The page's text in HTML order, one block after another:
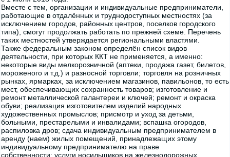
Вместе с тем, организации и индивидуальные предприниматели,
работающие в отдалённых и труднодоступных местностях (за
исключением городов, районных центров, поселков городского
типа), смогут продолжать работать по прежней схеме. Перечень
таких местностей утверждается региональными властями.
Также федеральным законом определён список видов
деятельности, при которых ККТ не применяется, а именно:
некоторые виды мелкорозничной (аптеки, продажа газет, билетов,
мороженого и т.д.) и разносной торговли; торговля на розничных
рынках, ярмарках, за исключением магазинов, павильонов, то есть
мест, обеспечивающих сохранность товаров; изготовление и
ремонт металлической галантереи и ключей; ремонт и окраска
обуви; реализация изготовителем изделий народных
художественных промыслов; присмотр и уход за детьми,
больными, престарелыми и инвалидами; вспашка огородов,
распиловка дров; сдача индивидуальным предпринимателем в
аренду (наем) жилых помещений, принадлежащих этому
индивидуальному предпринимателю на праве
собственности; услуги носильщиков на железнодорожных